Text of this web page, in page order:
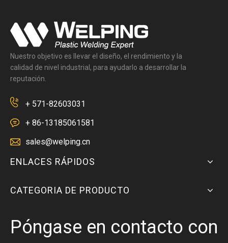
Nuestro objetivo es llevar el diseño, el rendimiento y la
calidad de nivel industrial, para ayudarlo a desarrollar la
reputación.
+ 571-82603031
+ 86-13185061581
sales@welping.cn
ENLACES RÁPIDOS
CATEGORIA DE PRODUCTO
Póngase en contacto con